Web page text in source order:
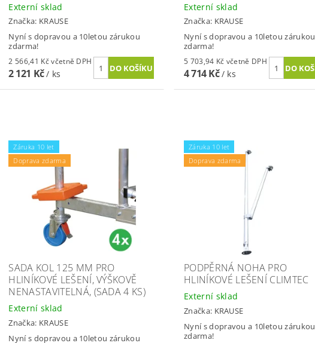
Externí sklad
Značka: KRAUSE
Nyní s dopravou a 10letou zárukou
zdarma!
2 566,41 Kč včetně DPH
2 121 Kč/ ks
Externí sklad
Značka: KRAUSE
Nyní s dopravou a 10letou zárukou
zdarma!
5 703,94 Kč včetně DPH
4 714 Kč/ ks
Záruka 10 let
Doprava zdarma
SADA KOL 125 MM PRO
HLINÍKOVÉ LEŠENÍ, VÝŠKOVĚ
NENASTAVITELNÁ, (SADA 4 KS)
Externí sklad
Značka: KRAUSE
Nyní s dopravou a 10letou zárukou
Záruka 10 let
Doprava zdarma
PODPĚRNÁ NOHA PRO
HLINÍKOVÉ LEŠENÍ CLIMTEC
Externí sklad
Značka: KRAUSE
Nyní s dopravou a 10letou zárukou
zdarma!